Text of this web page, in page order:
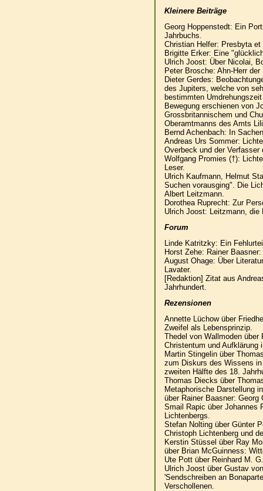
Kleinere Beiträge
Georg Hoppenstedt: Ein
Jahrbuchs.
Christian Helfer: Presbyta et
Brigitte Erker: Eine
Ulrich Joost: Über Nicolai,
Peter Brosche: Ahn-Herr
Dieter Gerdes:
des Jupiters, welche von
bestimmten
Bewegung erschienen von
Grossbritannischem und
Oberamtmanns des Amts
Bernd Achenbach: In
Andreas Urs Sommer:
Overbeck und der Verfasser
Wolfgang Promies (†):
Leser.
Ulrich Kaufmann, Helmut
Suchen vorausging". Die
Albert Leitzmann.
Dorothea Ruprecht: Zur
Ulrich Joost: Leitzmann,
Forum
Linde Katritzky: Ein
Horst Zehe: Rainer
August Ohage: Über
Lavater.
[Redaktion] Zitat aus
Jahrhundert.
Rezensionen
Annette Lüchow über
Zweifel als Lebensprinzip.
Thedel von Wallmoden
Christentum und Aufklärung
Martin Stingelin über
zum Diskurs des Wissens
zweiten Hälfte des 18.
Thomas Diecks über
Metaphorische Darstellung
über Rainer Baasner: Georg
Smail Rapic über Johannes
Lichtenbergs.
Stefan Nolting über Günter
Christoph Lichtenberg und
Kerstin Stüssel über Ray
über Brian McGuinness:
Ute Pott über Reinhard M.
Ulrich Joost über Gustav
'Sendschreiben an
Verschollenen.